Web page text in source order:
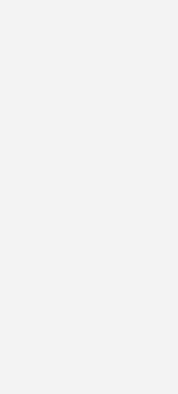
an Kaltwassersätzen für
Baureihen. Es handelt sich
Einheiten der Aquaflair
bis 350 kW sowie als